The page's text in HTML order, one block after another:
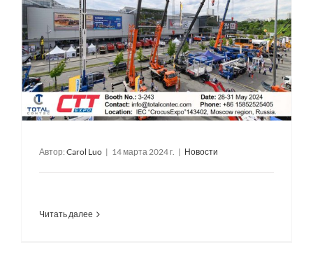
Автор: Carol Luo | 14 марта 2024 г. | Новости
Читать далее